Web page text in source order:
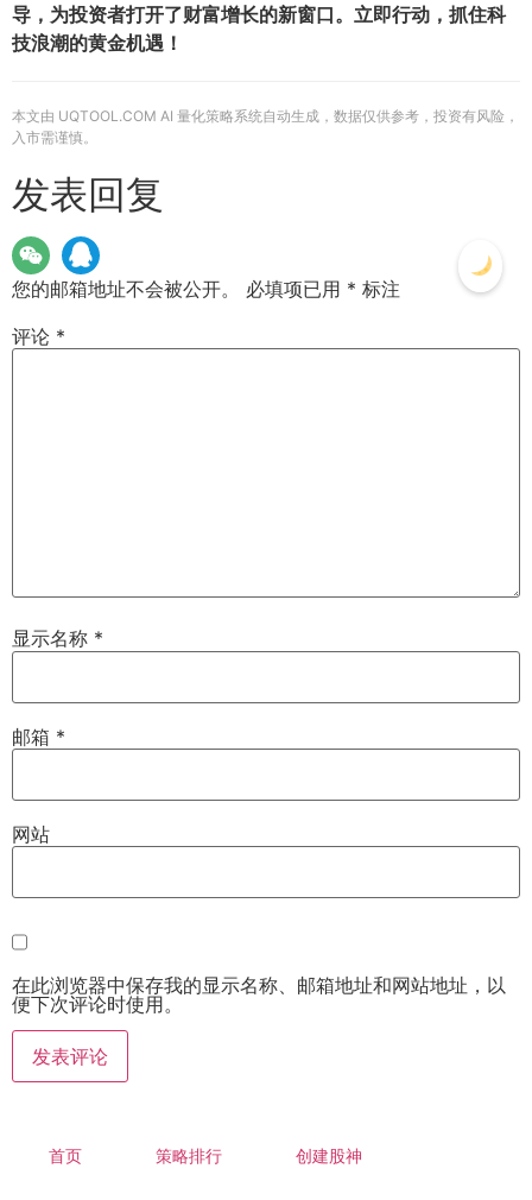
导，为投资者打开了财富增长的新窗口。立即行动，抓住科
技浪潮的黄金机遇！
本文由 UQTOOL.COM AI 量化策略系统自动生成，数据仅供参考，投资有风险，
入市需谨慎。
发表回复
您的邮箱地址不会被公开。 必填项已用 * 标注
评论 *
显示名称 *
邮箱 *
网站
在此浏览器中保存我的显示名称、邮箱地址和网站地址，以
便下次评论时使用。
首页 策略排行 创建股神